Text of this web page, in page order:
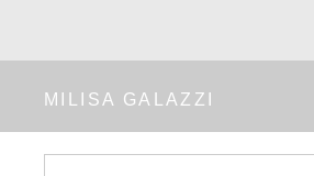
MILISA GALAZZI